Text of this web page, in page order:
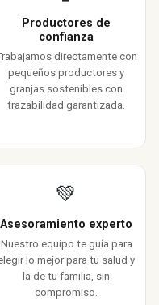
Productores de
confianza
directamente con
pequeños productores y
granjas sostenibles con
trazabilidad garantizada.
💚
Asesoramiento experto
Nuestro equipo te guía para
lo mejor para tu salud y
la de tu familia, sin
compromiso.